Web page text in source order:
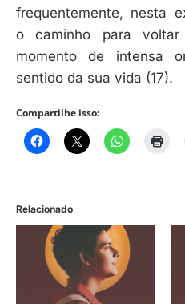
frequentemente, nesta
o caminho para
momento de intensa
sentido da sua vida (17).
Compartilhe isso:
Relacionado